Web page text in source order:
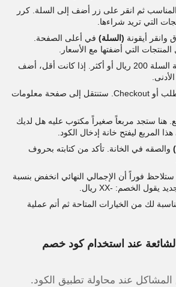
ثم انقر على زر أضف إلى السلة. كرر
التي تريد شراءها.
أيقونة (السلة) في أعلى الصفحة.
التي أضفتها مع الأسعار.
تحقق أن إجمالي قيمة السلة 200 ريال أو أكثر. إذا كانت أقل، أضف
انقر على زر إتمام الطلب أو Checkout. ستنتقل إلى صفحة معلومات
هنا ستجد مربعاً صغيراً مكتوب عليه هل لديك
المربع ليفتح خانة إدخال الكود.
والصقه في الخانة. تأكد من كتابته بحروف
ستلاحظ فوراً أن الإجمالي النهائي انخفض بنسبة
لك من الخيارات المتاحة ثم أتم عملية
عند استخدام كود خصم
المشاكل عند محاولة تطبيق الكود.